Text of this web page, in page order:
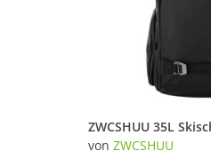
von ZWCSHUU